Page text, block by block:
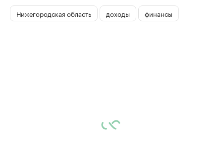
Нижегородская область доходы финансы